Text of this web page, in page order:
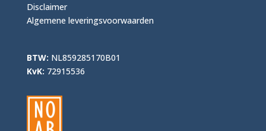
Disclaimer
Algemene leveringsvoorwaarden
BTW: NL859285170B01
KvK: 72915536